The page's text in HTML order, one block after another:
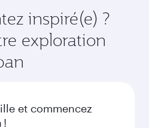
De MAD
20 Sep 2026 -